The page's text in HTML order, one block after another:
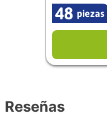
piezas
48
Reseñas